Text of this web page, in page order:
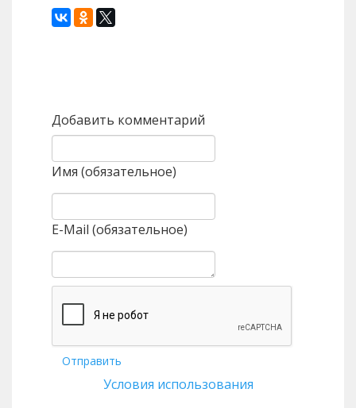
Добавить комментарий
Имя (обязательное)
E-Mail (обязательное)
Отправить
Условия использования